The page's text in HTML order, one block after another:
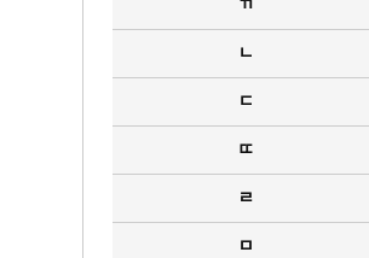
ㄲ
ㄴ
ㄷ
ㄸ
ㄹ
ㅁ